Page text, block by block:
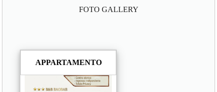
FOTO GALLERY
APPARTAMENTO